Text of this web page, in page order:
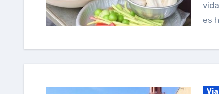
es